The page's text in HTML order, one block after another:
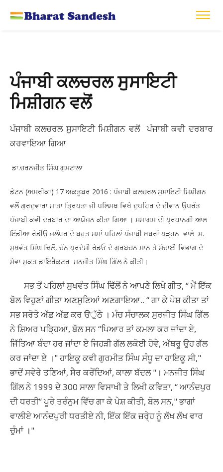
ਪੰਜਾਬੀ ਕਲਚਰਲ ਸੁਸਾਇਟੀ
ਮਿਸ਼ੀਗਨ ਵਲੋਂ
ਪੰਜਾਬੀ ਕਲਚਰਲ ਸੁਸਾਇਟੀ ਮਿਸ਼ੀਗਨ ਵਲੋਂ ਪੰਜਾਬੀ ਕਵੀ ਦਰਬਾਰ
ਕਰਵਾਇਆ ਗਿਆ
ਡਾ.ਚਰਨਜੀਤ ਸਿੰਘ ਗੁਮਟਾਲਾ
ਡੇਟਨ (ਅਮਰੀਕਾ) 17 ਅਕਤੂਬਰ 2016 : ਪੰਜਾਬੀ ਕਲਚਰਲ ਸੁਸਾਇਟੀ ਮਿਸ਼ੀਗਨ
ਵਲੋਂ ਗੁਰਦੁਵਾਰਾ ਮਾਤਾ ਤ੍ਰਿਪਤਾ ਜੀ ਪਲਿਮਥ ਵਿਖੇ ਦੁਪਹਿਰ ਦੇ ਦੀਵਾਨ ਉਪਰੰਤ
ਪੰਜਾਬੀ ਕਵੀ ਦਰਬਾਰ ਦਾ ਆਯੋਜਨ ਕੀਤਾ ਗਿਆ । ਸਮਾਗਮ ਦੀ ਪ੍ਰਧਾਨਗੀ ਆਲ
ਇੰਡੀਆ ਰੇਡੀਉ ਜਲੰਧਰ ਦੇ ਬਹੁਤ ਸਮਾਂ ਪਹਿਲਾਂ ਪੰਜਾਬੀ ਖ਼ਬਰਾਂ ਪੜ੍ਹਨ ਵਾਲੇ ਸ.
ਸੁਖਵੰਤ ਸਿੰਘ ਢਿਲੋਂ, ਚੰਨ ਪ੍ਰਦੇਸੀ ਰੇਡਓ ਦੇ ਗੁਰਬਚਨ ਮਾਨ ਤੇ ਸੰਚਾਈ ਵਿਭਾਗ ਦੇ
ਸੇਵਾ ਮੁਕਤ ਡਾਇਰੈਕਟਰ ਮਨਜੀਤ ਸਿੰਘ ਗਿੱਲ ਨੇ ਕੀਤੀ।
ਸਭ ਤੋਂ ਪਹਿਲਾਂ ਸੁਖਵੰਤ ਸਿੰਘ ਢਿੱਲੋਂ ਨੇ ਆਪਣੇ ਲਿਖੇ ਗੀਤ, “ ਮੈਂ ਇੱਕ
ਬੋਲ ਵਿਹੁਣਾਂ ਗੀਤਾ ਅਣਸੁਣਿਆਂ ਅਣਗਾਇਆ.. “ ਗਾ ਕੇ ਪੇਸ਼ ਕੀਤਾ ਤਾਂ
ਸਭ ਸਰੋਤੇ ਅੱਛ ਅੱਛ ਕਰ ੳੁੱਠੇ । ਮੰਚ ਸੰਚਾਲਕ ਸੁਰਜੀਤ ਸਿੰਘ ਗਿੱਲ
ਨੇ ਸ਼ਿਅਰ ਪੜ੍ਹਿਆ, ਬੋਲ ਸਨ “ਪਿਆਰ ਤਾਂ ਕਮਲਾ ਕਰ ਜਾਂਦਾ ਏ,
ਜਿੱਤਿਆ ਬੰਦਾ ਹਰ ਜਾਂਦਾ ਏ ਜਿਹੜੀ ਗੱਲ ਲਕੋਈ ਹੋਵੇ, ਅੱਥਰੂ ਉਹ ਗੱਲ
ਕਰ ਜਾਂਦਾ ਏ ।" ਹਾਇਕੂ ਕਵੀ ਗੁਰਮੀਤ ਸਿੰਘ ਸੰਧੂ ਦਾ ਹਾਇਕੂ ਸੀ,"
ਭਾਦੋਂ ਸਵੇਰੇ ਤਣਿਆਂ, ਸੈਰ ਕਰੇਂਦਿਆਂ, ਕਾਲਾ ਬੱਦਲ "। ਮਨਜੀਤ ਸਿੰਘ
ਗਿੱਲ ਨੇ 1999 ਦੇ 300 ਸਾਲਾ ਵਿਸਾਖੀ ਤੇ ਲਿਖੀ ਕਵਿਤਾ, “ ਆਨੰਦਪੁਰ
ਦੀ ਧਰਤੀ” ਪੂਰੇ ਤਰੰਨੁਮ ਵਿੱਚ ਗਾ ਕੇ ਪੇਸ਼ ਕੀਤੀ, ਬੋਲ ਸਨ," ਭਾਗਾਂ
ਵਾਲੀਏ ਆਨੰਦਪੁਰੀ ਧਰਤੀਏ ਨੀ, ਇੱਕ ਇੱਕ ਜ਼ਰੇ੍ਹ ਨੂੰ ਲੱਖ ਲੱਖ ਵਾਰ
ਚੁੰਮਾਂ ।"